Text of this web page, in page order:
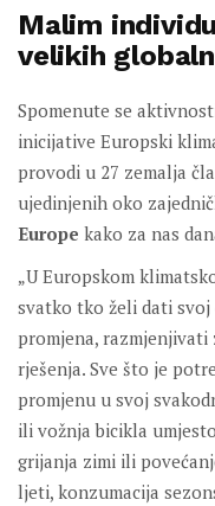
Malim
velikih
Spomenute se
inicijative Europski
provodi u 27 zemalja
ujedinjenih oko
Europe kako za nas
„U Europskom
svatko tko želi dati
promjena,
rješenja. Sve što je
promjenu u svoj
ili vožnja bicikla
grijanja zimi ili
ljeti, konzumacija